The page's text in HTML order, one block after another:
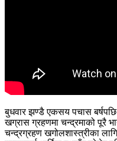
बुधवार झण्डै एकसय पचास
खग्रास ग्रहणमा चन्द्रमाको पूरै
चन्द्रग्रहण खगोलशास्त्रीका